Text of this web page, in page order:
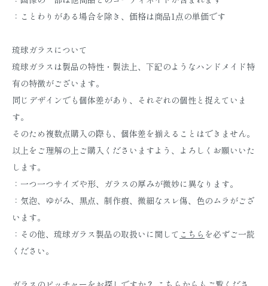
：ことわりがある場合を除き、価格は商品1点の単価です
琉球ガラスについて
琉球ガラスは製品の特性・製法上、下記のようなハンドメイド特
有の特徴がございます。
同じデザインでも個体差があり、それぞれの個性と捉えていま
す。
そのため複数点購入の際も、個体差を揃えることはできません。
以上をご理解の上ご購入くださいますよう、よろしくお願いいた
します。
：一つ一つサイズや形、ガラスの厚みが微妙に異なります。
：気泡、ゆがみ、黒点、制作痕、微細なスレ傷、色のムラがござ
います。
：その他、琉球ガラス製品の取扱いに関して こちら を必ずご一読
ください。